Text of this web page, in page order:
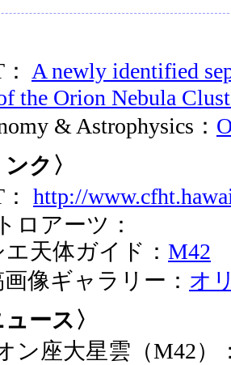
A newly identified
the Orion Nebula
& Astrophysics：
ク〉
http://
ロアーツ：
エ天体ガイド： M42
像ギャラリー： オ
ース〉
ン座大星雲（M42）